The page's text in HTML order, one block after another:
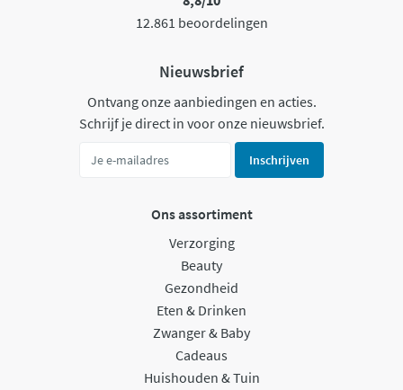
12.861 beoordelingen
Nieuwsbrief
Ontvang onze aanbiedingen en acties.
Schrijf je direct in voor onze nieuwsbrief.
Inschrijven
Ons assortiment
Verzorging
Beauty
Gezondheid
Eten & Drinken
Zwanger & Baby
Cadeaus
Huishouden & Tuin